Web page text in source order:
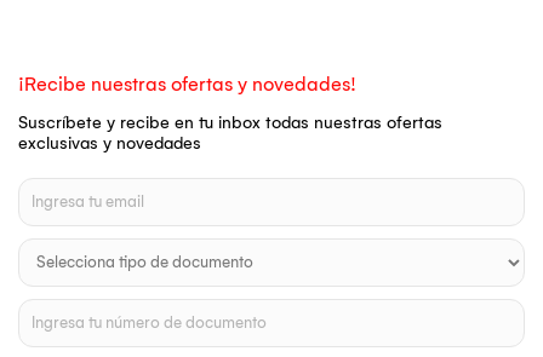
¡Recibe nuestras ofertas y novedades!
Suscríbete y recibe en tu inbox todas nuestras ofertas
exclusivas y novedades